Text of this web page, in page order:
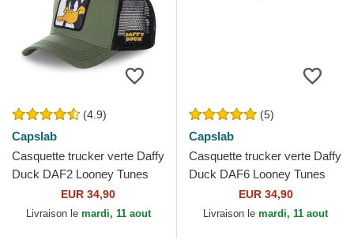
(4.9)
Capslab
Casquette trucker verte Daffy
Duck DAF2 Looney Tunes
EUR 34,90
Livraison le mardi, 11 aout
(5)
Capslab
Casquette trucker verte Daffy
Duck DAF6 Looney Tunes
EUR 34,90
Livraison le mardi, 11 aout